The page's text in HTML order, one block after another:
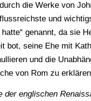
die Werke von
und
genannt, da sie
bot, seine Ehe mit
und die
von Rom zu
der englischen